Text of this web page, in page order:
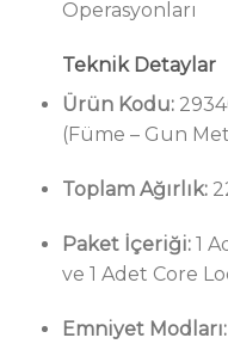
Operasyonları
Teknik Detaylar
Ürün Kodu:
(Füme – Gun
Toplam Ağırlık:
Paket İçeriği:1
ve 1 Adet Core
Emniyet Modları: